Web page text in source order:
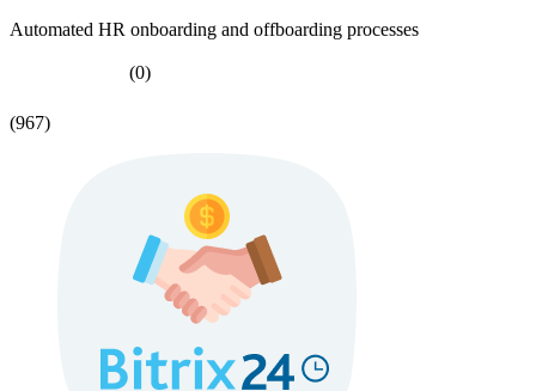
Automated HR onboarding and offboarding processes
(0)
(967)